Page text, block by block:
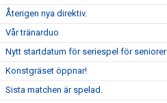
Återigen nya direktiv.
Vår tränarduo
Nytt startdatum för seriespel för seniorer
Konstgräset öppnar!
Sista matchen är spelad.